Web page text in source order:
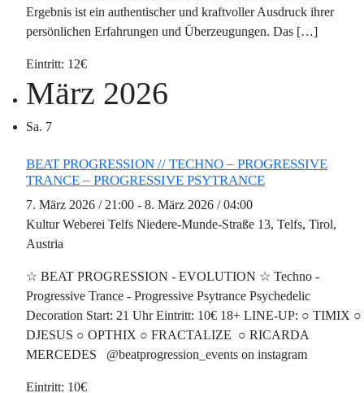
Ergebnis ist ein authentischer und kraftvoller Ausdruck ihrer
persönlichen Erfahrungen und Überzeugungen. Das […]
12€
März 2026
Sa. 7
BEAT PROGRESSION // TECHNO – PROGRESSIVE
TRANCE – PROGRESSIVE PSYTRANCE
7. März 2026 / 21:00 - 8. März 2026 / 04:00
Kultur Weberei Telfs Niedere-Munde-Straße 13, Telfs, Tirol,
Austria
☆ BEAT PROGRESSION - EVOLUTION ☆ Techno -
Progressive Trance - Progressive Psytrance Psychedelic
Decoration Start: 21 Uhr Eintritt: 10€ 18+ LINE-UP: ○ TIMIX ○
DJESUS ○ OPTHІХ ○ FRACTALIZE ○ RICARDA
MERCEDES @beatprogression_events on instagram
10€